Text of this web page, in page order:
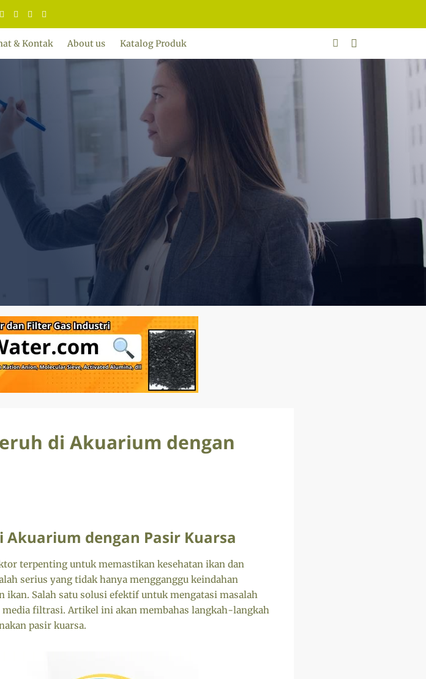
& Kontak About us Katalog Produk
di Akuarium dengan
dengan Pasir Kuarsa
terpenting untuk memastikan kesehatan ikan dan
serius yang tidak hanya mengganggu keindahan
ikan. Salah satu solusi efektif untuk mengatasi masalah
media filtrasi. Artikel ini akan membahas langkah-langkah
pasir kuarsa.